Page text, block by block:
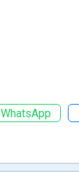
WhatsApp